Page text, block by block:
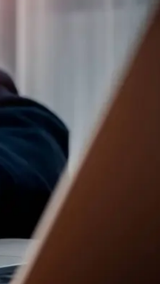
e gli approfondimenti